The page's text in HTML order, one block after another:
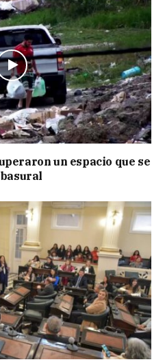
un espacio que se